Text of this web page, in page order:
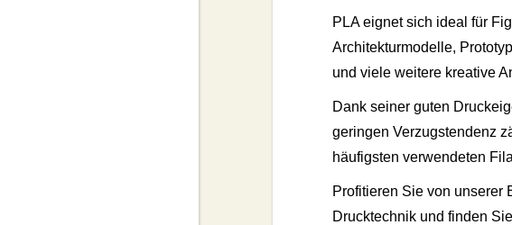
PLA eignet sich ideal für
Architekturmodelle,
und viele weitere kreative
Dank seiner guten
geringen Verzugstendenz
häufigsten verwendeten
Profitieren Sie von unserer
Drucktechnik und finden